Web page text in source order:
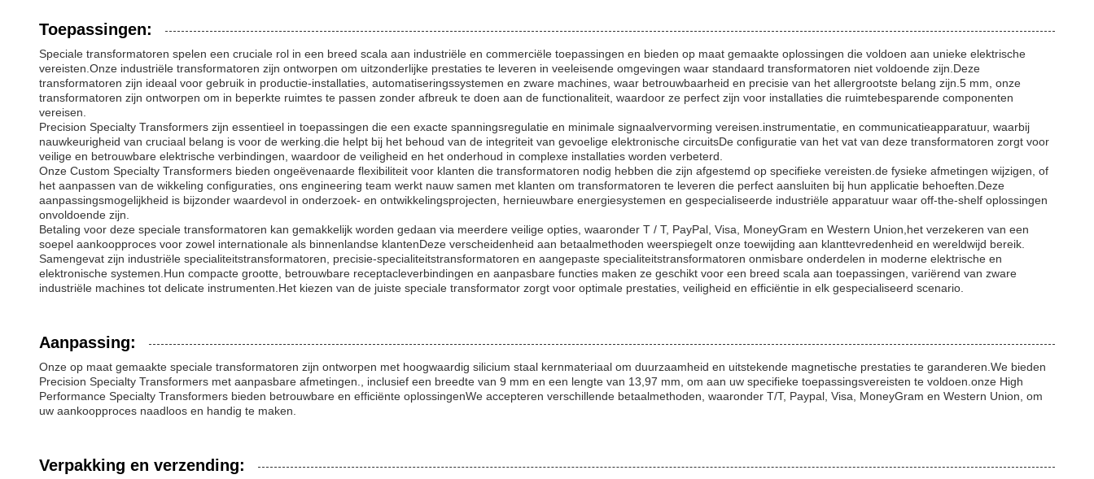
Toepassingen:
Speciale transformatoren spelen een cruciale rol in een breed scala aan industriële en commerciële toepassingen en bieden op maat gemaakte oplossingen die voldoen aan unieke elektrische
vereisten.Onze industriële transformatoren zijn ontworpen om uitzonderlijke prestaties te leveren in veeleisende omgevingen waar standaard transformatoren niet voldoende zijn.Deze
transformatoren zijn ideaal voor gebruik in productie-installaties, automatiseringssystemen en zware machines, waar betrouwbaarheid en precisie van het allergrootste belang zijn.5 mm, onze
transformatoren zijn ontworpen om in beperkte ruimtes te passen zonder afbreuk te doen aan de functionaliteit, waardoor ze perfect zijn voor installaties die ruimtebesparende componenten
vereisen.
Precision Specialty Transformers zijn essentieel in toepassingen die een exacte spanningsregulatie en minimale signaalvervorming vereisen.instrumentatie, en communicatieapparatuur, waarbij
nauwkeurigheid van cruciaal belang is voor de werking.die helpt bij het behoud van de integriteit van gevoelige elektronische circuitsDe configuratie van het vat van deze transformatoren zorgt voor
veilige en betrouwbare elektrische verbindingen, waardoor de veiligheid en het onderhoud in complexe installaties worden verbeterd.
Onze Custom Specialty Transformers bieden ongeëvenaarde flexibiliteit voor klanten die transformatoren nodig hebben die zijn afgestemd op specifieke vereisten.de fysieke afmetingen wijzigen, of
het aanpassen van de wikkeling configuraties, ons engineering team werkt nauw samen met klanten om transformatoren te leveren die perfect aansluiten bij hun applicatie behoeften.Deze
aanpassingsmogelijkheid is bijzonder waardevol in onderzoek- en ontwikkelingsprojecten, hernieuwbare energiesystemen en gespecialiseerde industriële apparatuur waar off-the-shelf oplossingen
onvoldoende zijn.
Betaling voor deze speciale transformatoren kan gemakkelijk worden gedaan via meerdere veilige opties, waaronder T / T, PayPal, Visa, MoneyGram en Western Union,het verzekeren van een
soepel aankoopproces voor zowel internationale als binnenlandse klantenDeze verscheidenheid aan betaalmethoden weerspiegelt onze toewijding aan klanttevredenheid en wereldwijd bereik.
Samengevat zijn industriële specialiteitstransformatoren, precisie-specialiteitstransformatoren en aangepaste specialiteitstransformatoren onmisbare onderdelen in moderne elektrische en
elektronische systemen.Hun compacte grootte, betrouwbare receptacleverbindingen en aanpasbare functies maken ze geschikt voor een breed scala aan toepassingen, variërend van zware
industriële machines tot delicate instrumenten.Het kiezen van de juiste speciale transformator zorgt voor optimale prestaties, veiligheid en efficiëntie in elk gespecialiseerd scenario.
Aanpassing:
Onze op maat gemaakte speciale transformatoren zijn ontworpen met hoogwaardig silicium staal kernmateriaal om duurzaamheid en uitstekende magnetische prestaties te garanderen.We bieden
Precision Specialty Transformers met aanpasbare afmetingen., inclusief een breedte van 9 mm en een lengte van 13,97 mm, om aan uw specifieke toepassingsvereisten te voldoen.onze High
Performance Specialty Transformers bieden betrouwbare en efficiënte oplossingenWe accepteren verschillende betaalmethoden, waaronder T/T, Paypal, Visa, MoneyGram en Western Union, om
uw aankoopproces naadloos en handig te maken.
Verpakking en verzending: